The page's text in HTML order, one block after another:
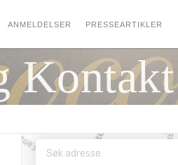
ANMELDELSER
PRESSEARTIKLER
Kontakt